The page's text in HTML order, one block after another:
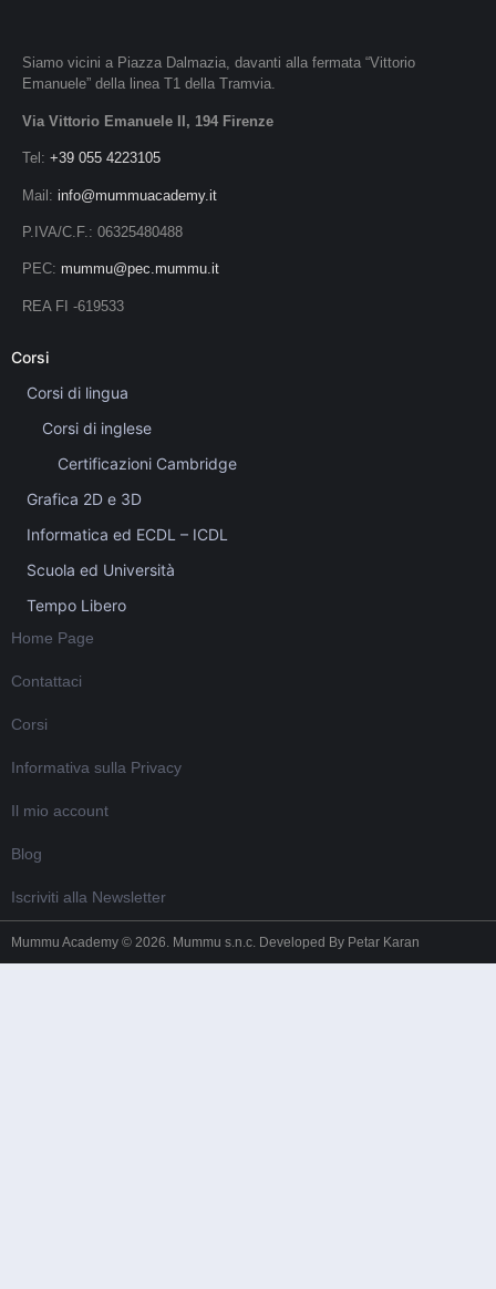
Siamo vicini a Piazza Dalmazia, davanti alla fermata “Vittorio
Emanuele” della linea T1 della Tramvia.
Via Vittorio Emanuele II, 194 Firenze
Tel: +39 055 4223105
Mail: info@mummuacademy.it
P.IVA/C.F.: 06325480488
PEC: mummu@pec.mummu.it
REA FI -619533
Corsi
Corsi di lingua
Corsi di inglese
Certificazioni Cambridge
Grafica 2D e 3D
Informatica ed ECDL – ICDL
Scuola ed Università
Tempo Libero
Home Page
Contattaci
Corsi
Informativa sulla Privacy
Il mio account
Blog
Iscriviti alla Newsletter
Mummu Academy © 2026. Mummu s.n.c. Developed By Petar Karan